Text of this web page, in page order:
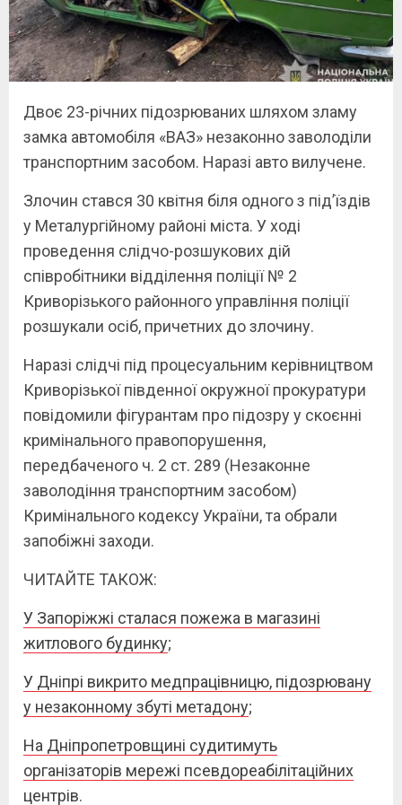
Двоє 23-річних підозрюваних шляхом зламу
замка автомобіля «ВАЗ» незаконно заволоділи
транспортним засобом. Наразі авто вилучене.
Злочин стався 30 квітня біля одного з під’їздів
у Металургійному районі міста. У ході
проведення слідчо-розшукових дій
співробітники відділення поліції № 2
Криворізького районного управління поліції
розшукали осіб, причетних до злочину.
Наразі слідчі під процесуальним керівництвом
Криворізької південної окружної прокуратури
повідомили фігурантам про підозру у скоєнні
кримінального правопорушення,
передбаченого ч. 2 ст. 289 (Незаконне
заволодіння транспортним засобом)
Кримінального кодексу України, та обрали
запобіжні заходи.
ЧИТАЙТЕ ТАКОЖ:
У Запоріжжі сталася пожежа в магазині
житлового будинку;
У Дніпрі викрито медпрацівницю, підозрювану
у незаконному збуті метадону;
На Дніпропетровщині судитимуть
організаторів мережі псевдореабілітаційних
центрів.